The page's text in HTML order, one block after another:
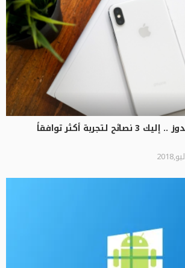
تستخدم آيفون وويندوز .. إليك 3 نصائح لتجربة أكثر توافقاً